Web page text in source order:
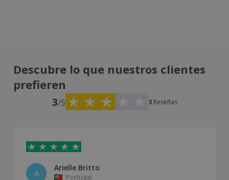
Descubre lo que nuestros clientes
prefieren
3/5 3 Reseñas
A
Arielle Britto
Portugal